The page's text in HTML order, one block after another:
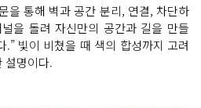
을 통해 벽과 공간 분리, 연결, 차단하
을 돌려 자신만의 공간과 길을 만들
빛이 비쳤을 때 색의 합성까지 고려
설명이다.